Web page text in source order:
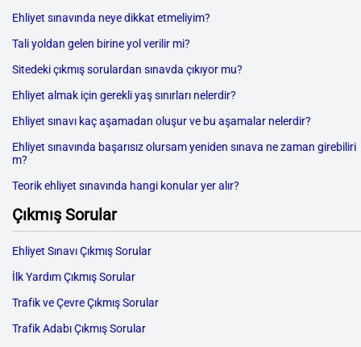
Ehliyet sınavında neye dikkat etmeliyim?
Tali yoldan gelen birine yol verilir mi?
Sitedeki çıkmış sorulardan sınavda çıkıyor mu?
Ehliyet almak için gerekli yaş sınırları nelerdir?
Ehliyet sınavı kaç aşamadan oluşur ve bu aşamalar nelerdir?
Ehliyet sınavında başarısız olursam yeniden sınava ne zaman girebiliri
m?
Teorik ehliyet sınavında hangi konular yer alır?
Çıkmış Sorular
Ehliyet Sınavı Çıkmış Sorular
İlk Yardım Çıkmış Sorular
Trafik ve Çevre Çıkmış Sorular
Trafik Adabı Çıkmış Sorular